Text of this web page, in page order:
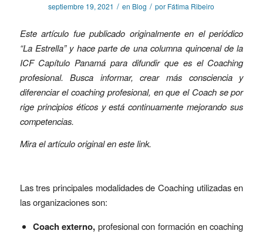
septiembre 19, 2021 / en Blog / por Fátima Ribeiro
Este artículo fue publicado originalmente en el periódico
“La Estrella” y hace parte de una columna quincenal de la
ICF Capítulo Panamá para difundir que es el Coaching
profesional. Busca informar, crear más consciencia y
diferenciar el coaching profesional, en que el Coach se por
rige principios éticos y está continuamente mejorando sus
competencias.
Mira el artículo original en estelink.
Las tres principales modalidades de Coaching utilizadas en
las organizaciones son:
Coach externo, profesional con formación en coaching